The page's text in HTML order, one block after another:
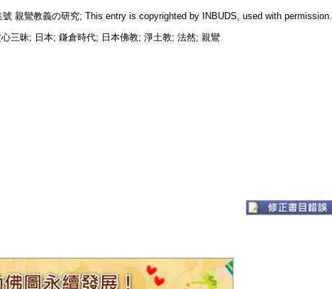
親鸞教義の研究; This entry is copyrighted by INBUDS, used with permission.
三昧; 日本; 鎌倉時代; 日本佛教; 淨土教; 法然; 親鸞